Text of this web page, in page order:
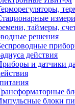
таймеры,
решения
действия
и датчики
блоки